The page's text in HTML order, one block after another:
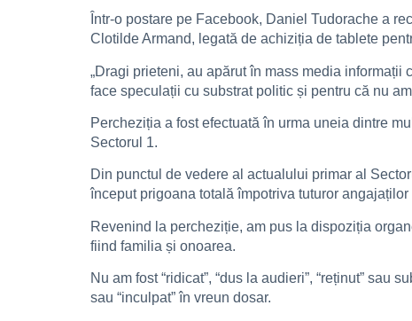
Într-o postare pe Facebook, Daniel Tudorache a
Clotilde Armand, legată de achiziția de tablete
„Dragi prieteni, au apărut în mass media
face speculații cu substrat politic și pentru că nu
Percheziția a fost efectuată în urma uneia dintre
Sectorul 1.
Din punctul de vedere al actualului primar al
început prigoana totală împotriva tuturor angajaților
Revenind la percheziție, am pus la dispoziția
fiind familia și onoarea.
Nu am fost “ridicat”, “dus la audieri”, “reținut”
sau “inculpat” în vreun dosar.